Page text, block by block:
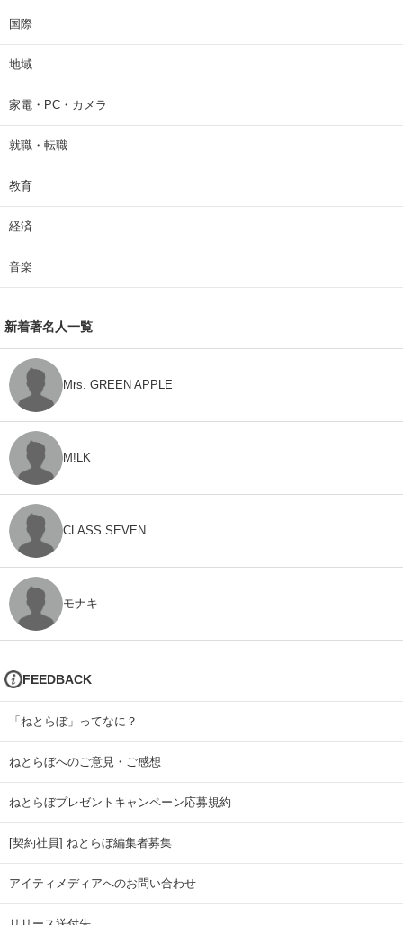
国際
地域
家電・PC・カメラ
就職・転職
教育
経済
音楽
新着著名人一覧
Mrs. GREEN APPLE
M!LK
CLASS SEVEN
モナキ
FEEDBACK
「ねとらぼ」ってなに？
ねとらぼへのご意見・ご感想
ねとらぼプレゼントキャンペーン応募規約
[契約社員] ねとらぼ編集者募集
アイティメディアへのお問い合わせ